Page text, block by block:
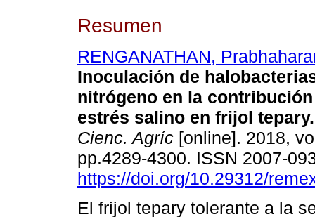
Resumen
RENGANATHAN,
Inoculación de
nitrógeno en la
estrés salino en frijol tepary.
Cienc. Agríc [online]. 2018,
pp.4289-4300. ISSN 2007-
https://doi.org/10.29312/
El frijol tepary tolerante a la